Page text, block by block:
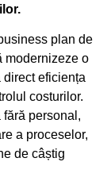
plan de
modernizeze o
direct eficiența
costurilor.
personal,
a proceselor,
de câștig